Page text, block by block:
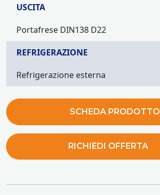
USCITA
Portafrese DIN138 D22
REFRIGERAZIONE
Refrigerazione esterna
SCHEDA PRODOTTO
RICHIEDI OFFERTA